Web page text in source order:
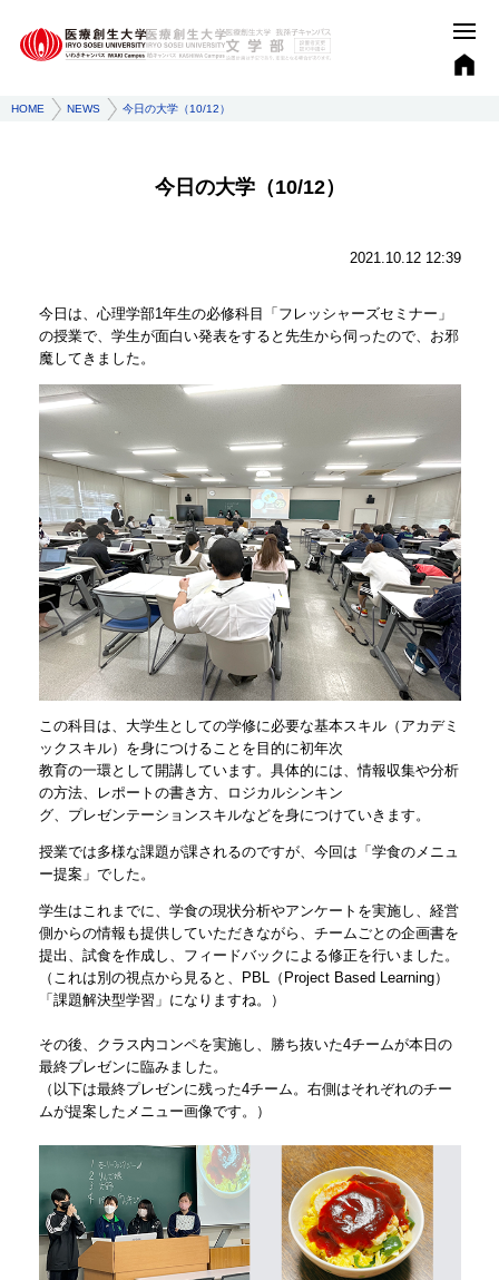
HOME NEWS 今日の大学（10/12）
今日の大学（10/12）
2021.10.12 12:39
今日は、⼼理学部1年⽣の必修科⽬「フレッシャーズセミナー」
の授業で、学生が面白い発表をすると先生から伺ったので、お邪
魔してきました。
この科⽬は、⼤学⽣としての学修に必要な基本スキル（アカデミ
ックスキル）を⾝につけることを⽬的に初年次
教育の⼀環として開講しています。具体的には、情報収集や分析
の⽅法、レポートの書き⽅、ロジカルシンキン
グ、プレゼンテーションスキルなどを⾝につけていきます。
授業では多様な課題が課されるのですが、今回は「学⾷のメニュ
ー提案」でした。
学生はこれまでに、学⾷の現状分析やアンケートを実施し、経営
側からの情報も提供していただきながら、チームごとの企画書を
提出、試食を作成し、フィードバックによる修正を行いました。
（これは別の視点から見ると、PBL（Project Based Learning）
「課題解決型学習」になりますね。）
その後、クラス内コンペを実施し、勝ち抜いた4チームが本⽇の
最終プレゼンに臨みました。
（以下は最終プレゼンに残った4チーム。右側はそれぞれのチー
ムが提案したメニュー画像です。）